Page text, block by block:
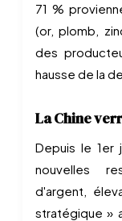
71 %
(or, plomb,
des
hausse de la
La Chine
Depuis le 1er
nouvelles
d'argent,
stratégique »